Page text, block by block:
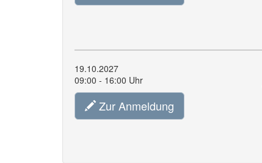
19.10.2027
09:00 - 16:00 Uhr
Zur Anmeldung